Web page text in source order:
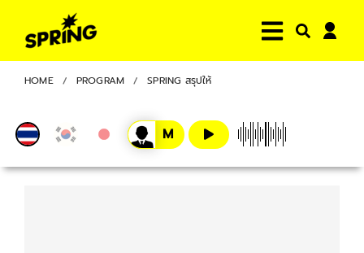
HOME PROGRAM SPRING สรุปให้